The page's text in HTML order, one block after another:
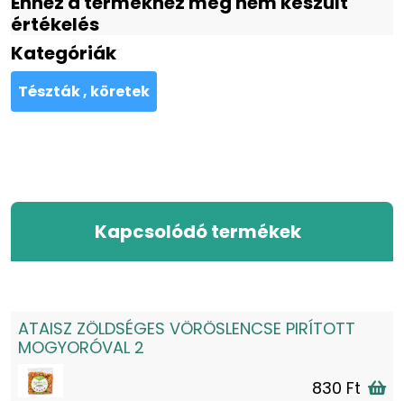
értékelés
Kategóriák
Tészták , köretek
Kapcsolódó termékek
ATAISZ ZÖLDSÉGES VÖRÖSLENCSE PIRÍTOTT
MOGYORÓVAL 2
830 Ft